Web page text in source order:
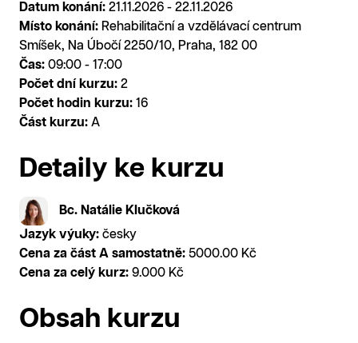
Datum konání: 21.11.2026 - 22.11.2026
Místo konání: Rehabilitační a vzdělávací centrum
Smíšek, Na Úbočí 2250/10, Praha, 182 00
Čas: 09:00 - 17:00
Počet dní kurzu: 2
Počet hodin kurzu: 16
Část kurzu: A
Detaily ke kurzu
Bc. Natálie Klučková
Jazyk výuky: česky
Cena za část A samostatně: 5000.00 Kč
Cena za celý kurz: 9.000 Kč
Obsah kurzu